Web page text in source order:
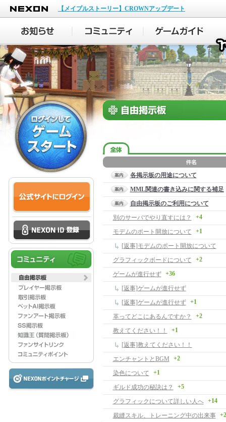
NEXON
【メイプルストーリー】CROWNアップデート
各掲示板の用途について
MML関連の書き込みに関する補足
自由掲示板のご利用について
別のサーバでやり直すには？
+4
モデムのポート開放について +1
[返事]モデムのポート開放について
グラフィックボードについて
+2
ゲームが進行せず +36
[返事]ゲームが進行せず
[返事]ゲームが進行せず
+1
革ってどこにあるんですか？ +2
教えてください！！ +1
[返事]教えてください！！
エンチャントとBGM
+2
染色について +1
ギルド成功の秘訣は？ +5
グラフィックについて詳しい人へ +14
裁縫スキル、トレーニング中の出来事 +2